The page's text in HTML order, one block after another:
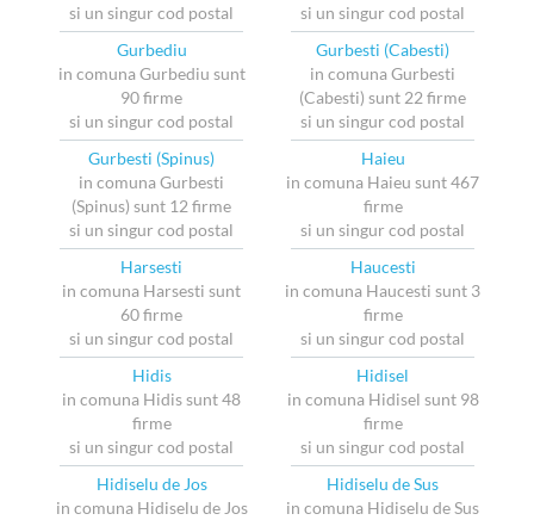
si un singur cod postal
si un singur cod postal
Gurbediu
in comuna Gurbediu sunt
90 firme
si un singur cod postal
Gurbesti (Cabesti)
in comuna Gurbesti
(Cabesti) sunt 22 firme
si un singur cod postal
Gurbesti (Spinus)
in comuna Gurbesti
(Spinus) sunt 12 firme
si un singur cod postal
Haieu
in comuna Haieu sunt 467
firme
si un singur cod postal
Harsesti
in comuna Harsesti sunt
60 firme
si un singur cod postal
Haucesti
in comuna Haucesti sunt 3
firme
si un singur cod postal
Hidis
in comuna Hidis sunt 48
firme
si un singur cod postal
Hidisel
in comuna Hidisel sunt 98
firme
si un singur cod postal
Hidiselu de Jos
in comuna Hidiselu de Jos
Hidiselu de Sus
in comuna Hidiselu de Sus